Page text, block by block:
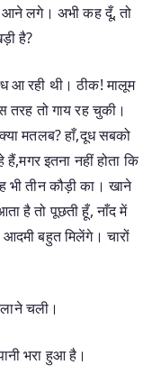
आने लगे। अभी कह दूँ, तो
है?
आ रही थी। ठीक! मालूम
तरह तो गाय रह चुकी।
मतलब? हाँ,दूध सबको
हैं,मगर इतना नहीं होता कि
भी तीन कौड़ी का। खाने
है तो पूछती हूँ, नाँद में
आदमी बहुत मिलेंगे। चारों
चली।
भरा हुआ है।